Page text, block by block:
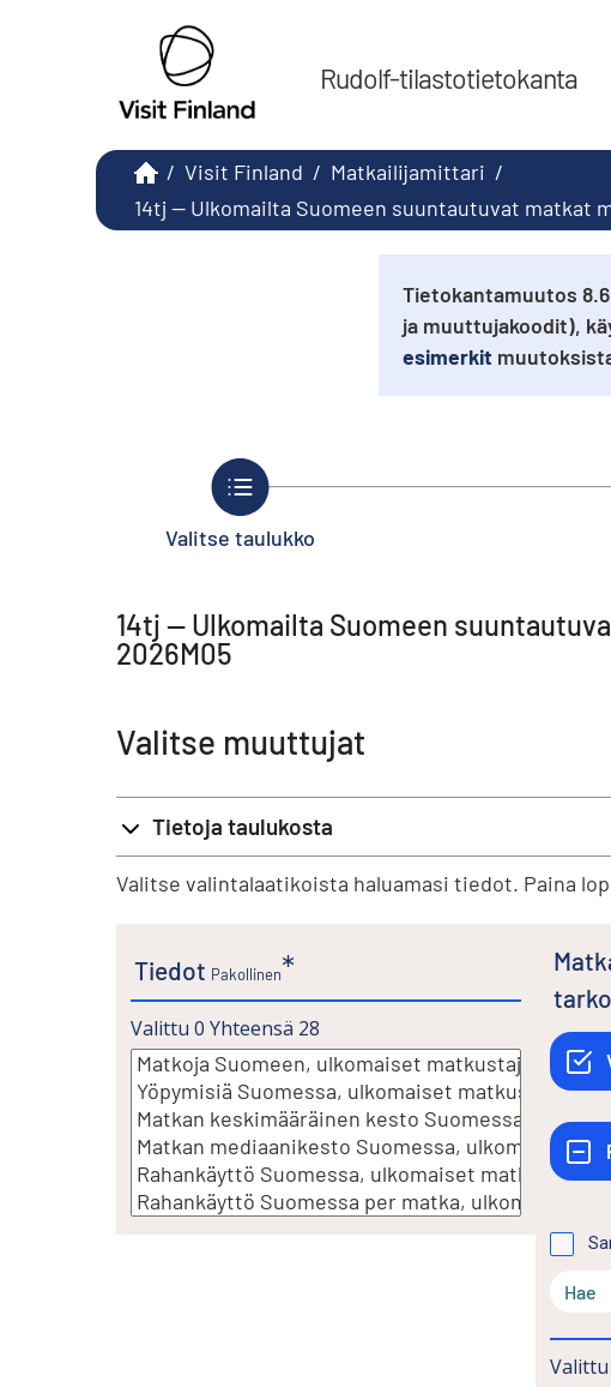
Rudolf-tilastotietokanta
/ Visit Finland / Matkailijamittari /
14tj -- Ulkomailta Suomeen suuntautuvat matkat
Tietokantamuutos
ja muuttujakoodit),
esimerkit
Valitse taulukko
14tj -- Ulkomailta Suomeen
2026M05
Valitse muuttujat
Tietoja taulukosta
Valitse valintalaatikoista haluamasi tiedot. Paina
Tiedot Pakollinen
Valittu 0 Yhteensä 28
Matkailijamittarin matkan
Valittu